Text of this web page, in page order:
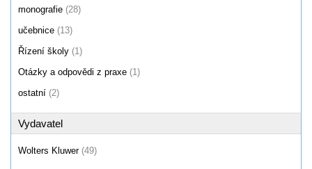
monografie (28)
učebnice (13)
Řízení školy (1)
Otázky a odpovědi z praxe (1)
ostatní (2)
Vydavatel
Wolters Kluwer (49)